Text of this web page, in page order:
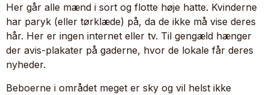
Her går alle mænd i sort og flotte høje hatte. Kvinderne
har paryk (eller tørklæde) på, da de ikke må vise deres
hår. Her er ingen internet eller tv. Til gengæld hænger
der avis-plakater på gaderne, hvor de lokale får deres
nyheder.
Beboerne i området meget er sky og vil helst ikke